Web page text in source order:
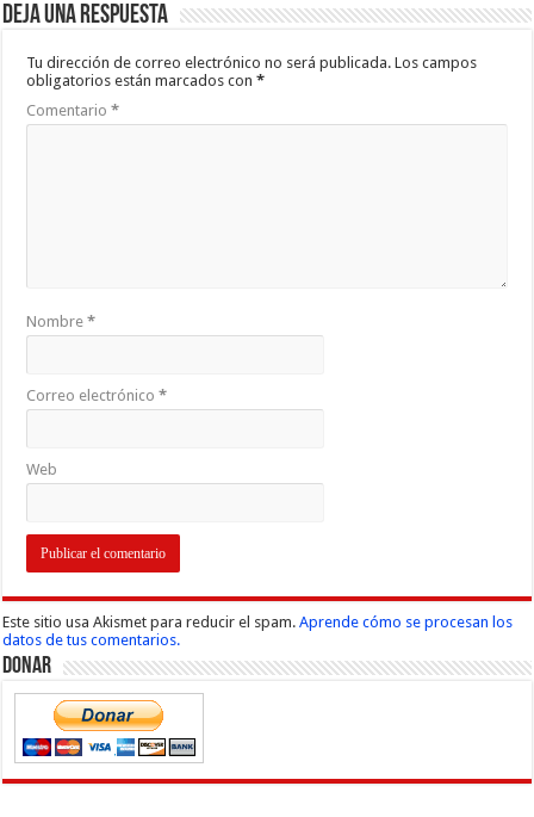
Deja una respuesta
Tu dirección de correo electrónico no será publicada. Los campos
obligatorios están marcados con*
Comentario*
Nombre*
Correo electrónico*
Web
Este sitio usa Akismet para reducir el spam.Aprende cómo se procesan los
datos de tus comentarios.
Donar